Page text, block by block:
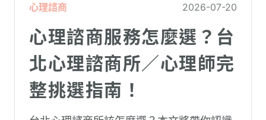
心理諮商 2026-07-20
心理諮商服務怎麼選？台
北心理諮商所／心理師完
整挑選指南！